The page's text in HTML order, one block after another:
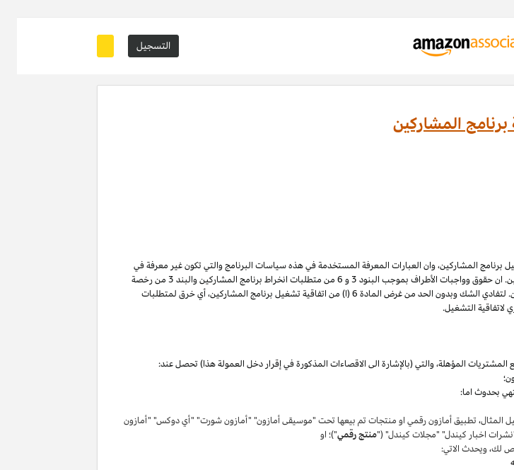
التسجيل
المشاركين
برنامج المشاركين، وان العبارات المعرفة المستخدمة في هذه سياسات البرنامج والتي تكون غير معرفة في
ان حقوق وواجبات الأطراف بموجب البنود 3
و 6
من متطلبات انخراط برنامج المشاركين والبند 3 من رخصة
الملكية الفكرية لبرنامج المشاركين لا تنتهي ولا تنطفئ بانتهاء اتفاقية تشغيل برنامج المشاركين. لتفادي الشك وبدون الحد من غرض المادة 6 (ا) من اتفاقية تشغيل برنامج المشاركين، أي خرق لمتطلبات
لاتفاقية التشغيل.
،والتي (بالإشارة الى الاقصاءات المذكورة في إقرار دخل العمولة هذا) تحصل عند:
بحدوث اما:
المثال، تطبيق أمازون رقمي او منتجات تم بيعها تحت "موسيقى أمازون" "أمازون شورت" "أي دوكس" "أمازون
اخبار كيندل" "مجلات كيندل" ("منتج رقمي")؛ او
لك،ويحدث الاتي: